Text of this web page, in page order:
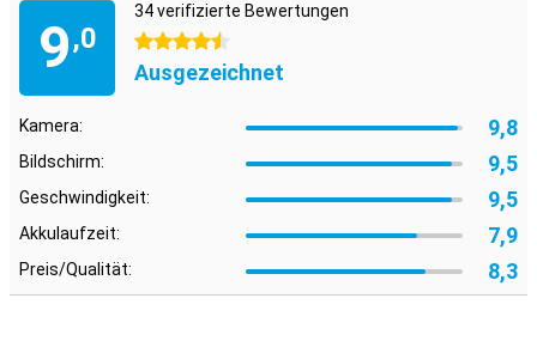
9,0
34 verifizierte Bewertungen
4.5 Sterne
Ausgezeichnet
Kamera: 9,8
Bildschirm: 9,5
Geschwindigkeit: 9,5
Akkulaufzeit: 7,9
Preis/Qualität: 8,3